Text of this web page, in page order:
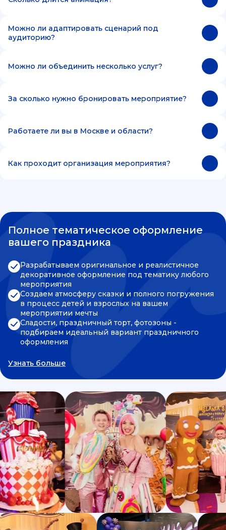
Можно ли адаптировать сценарий под
аудиторию?
Можно ли объединить несколько услуг?
За сколько нужно бронировать мероприятие?
Работаете ли вы в Москве и области?
Как проходит организация мероприятия?
Полное тематическое оформление
вашего праздника
Разрабатываем оригинальное и реалистичное
декоративное оформление под тематику любого
мероприятия
Создаем атмосферу сказки и полного погружения
в процесс детей и взрослых на вашем
мероприятии мечты
Сладости, праздничный торт, фотозоны -
подбираем идеальный вариант праздничного
оформления
Узнать больше